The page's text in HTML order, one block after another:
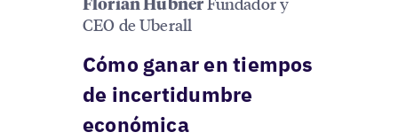
Florian Hubner
CEO de Uberall
Cómo ganar en tiempos
de incertidumbre
económica